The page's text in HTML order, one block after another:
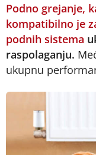
Podno grejanje,
kompatibilno je
podnih sistema
raspolaganju.
ukupnu